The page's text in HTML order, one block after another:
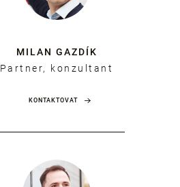
MILAN GAZDÍK
Partner, konzultant
KONTAKTOVAT